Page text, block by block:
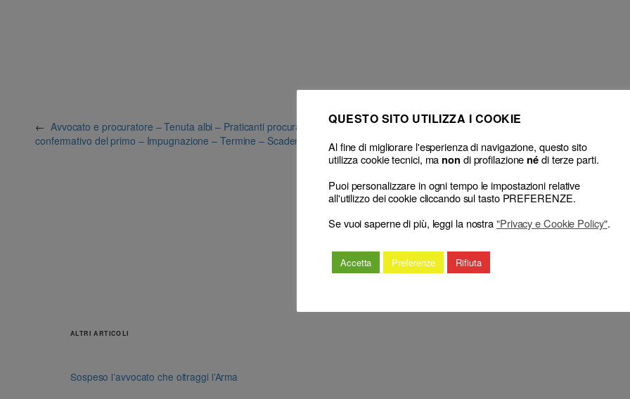
← Avvocato e procuratore – Tenuta albi – Praticanti procuratori – Provvedimento di cancellazione – Provvedimento
confermativo del primo – Impugnazione – Termine – Scadenza – Inammissibilità.
Avvocato e
ALTRI ARTICOLI
Sospeso l’avvocato che oltraggi l’Arma
QUESTO SITO UTILIZZA I COOKIE
Al fine di migliorare l'esperienza di navigazione, questo sito
utilizza cookie tecnici, ma non di profilazione nédi terze parti.
Puoi personalizzare in ogni tempo le impostazioni relative
all'utilizzo dei cookie cliccando sul tasto PREFERENZE.
Se vuoi saperne di più, leggi la nostra"Privacy e Cookie Policy".
Accetta Preferenze Rifiuta